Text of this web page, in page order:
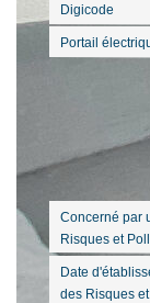
Digicode
Portail
Concerné par
Risques et
Date
des Risques et